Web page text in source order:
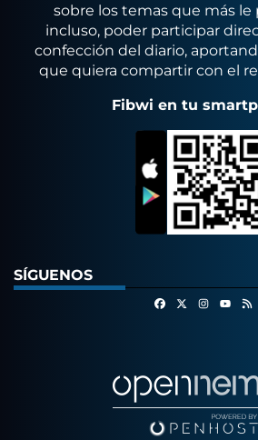
sobre los temas que más le
incluso, poder participar
confección del diario,
que quiera compartir con el
Fibwi en tu
SÍGUENOS
FacebookInstagram